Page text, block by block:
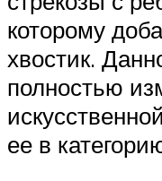
которому
хвостик.
полностью
ее в